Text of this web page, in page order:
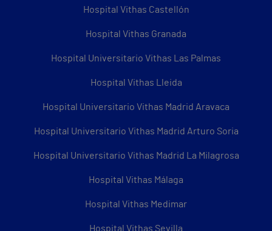
Hospital Vithas Castellón
Hospital Vithas Granada
Hospital Universitario Vithas Las Palmas
Hospital Vithas Lleida
Hospital Universitario Vithas Madrid Aravaca
Hospital Universitario Vithas Madrid Arturo Soria
Hospital Universitario Vithas Madrid La Milagrosa
Hospital Vithas Málaga
Hospital Vithas Medimar
Hospital Vithas Sevilla